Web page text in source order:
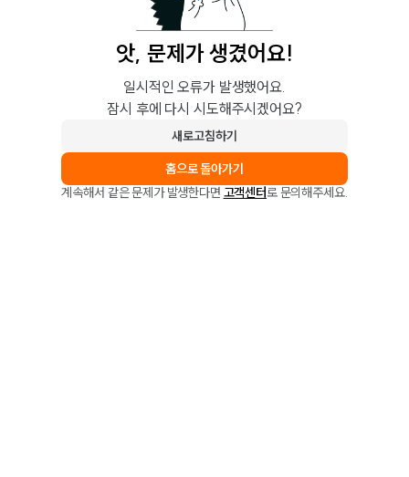
앗, 문제가 생겼어요!
일시적인 오류가 발생했어요.
잠시 후에 다시 시도해주시겠어요?
새로고침하기
홈으로 돌아가기
계속해서 같은 문제가 발생한다면 고객센터로 문의해주세요.